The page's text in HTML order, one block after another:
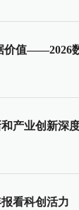
价值——2026
产业创新深
看科创活力